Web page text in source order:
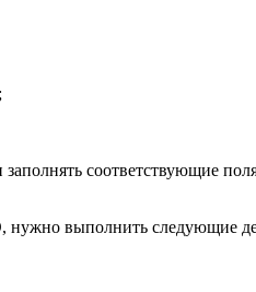
соответствующие
нужно выполнить следующие